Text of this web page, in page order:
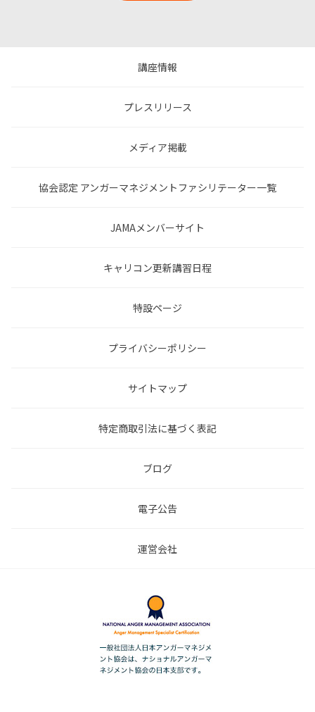
講座情報
プレスリリース
メディア掲載
協会認定 アンガーマネジメントファシリテーター一覧
JAMAメンバーサイト
キャリコン更新講習日程
特設ページ
プライバシーポリシー
サイトマップ
特定商取引法に基づく表記
ブログ
電子公告
運営会社